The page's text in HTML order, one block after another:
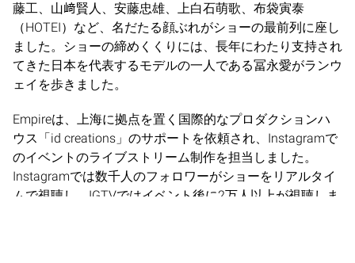
藤工、山﨑賢人、安藤忠雄、上白石萌歌、布袋寅泰
（HOTEI）など、名だたる顔ぶれがショーの最前列に座し
ました。ショーの締めくくりには、長年にわたり支持され
てきた日本を代表するモデルの一人である冨永愛がランウ
ェイを歩きました。
Empireは、上海に拠点を置く国際的なプロダクションハ
ウス「id creations」のサポートを依頼され、Instagramで
のイベントのライブストリーム制作を担当しました。
Instagramでは数千人のフォロワーがショーをリアルタイ
ムで視聴し、IGTVではイベント後に2万人以上が視聴しま